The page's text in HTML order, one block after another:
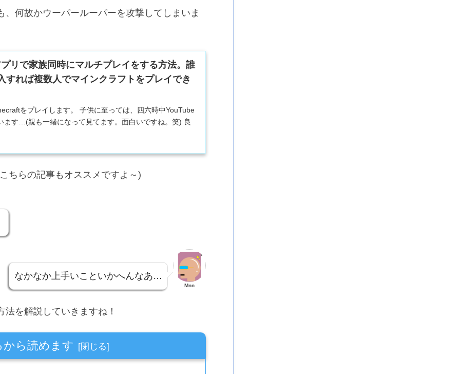
何故かウーパールーパーを攻撃してしまいま
リで家族同時にマルチプレイをする方法。誰
すれば複数人でマインクラフトをプレイでき
をプレイします。 子供に至っては、四六時中YouTube
ます…(親も一緒になって見てます。面白いですね。笑) 良
ちらの記事もオススメですよ～)
なかなか上手いこといかへんなあ…
Mnn
を解説していきますね！
ら読めます